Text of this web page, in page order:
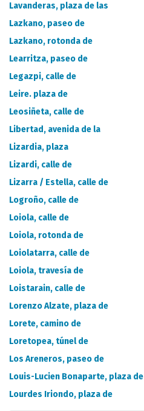
Lavanderas, plaza de las
Lazkano, paseo de
Lazkano, rotonda de
Learritza, paseo de
Legazpi, calle de
Leire. plaza de
Leosiñeta, calle de
Libertad, avenida de la
Lizardia, plaza
Lizardi, calle de
Lizarra / Estella, calle de
Logroño, calle de
Loiola, calle de
Loiola, rotonda de
Loiolatarra, calle de
Loiola, travesía de
Loistarain, calle de
Lorenzo Alzate, plaza de
Lorete, camino de
Loretopea, túnel de
Los Areneros, paseo de
Louis-Lucien Bonaparte, plaza de
Lourdes Iriondo, plaza de